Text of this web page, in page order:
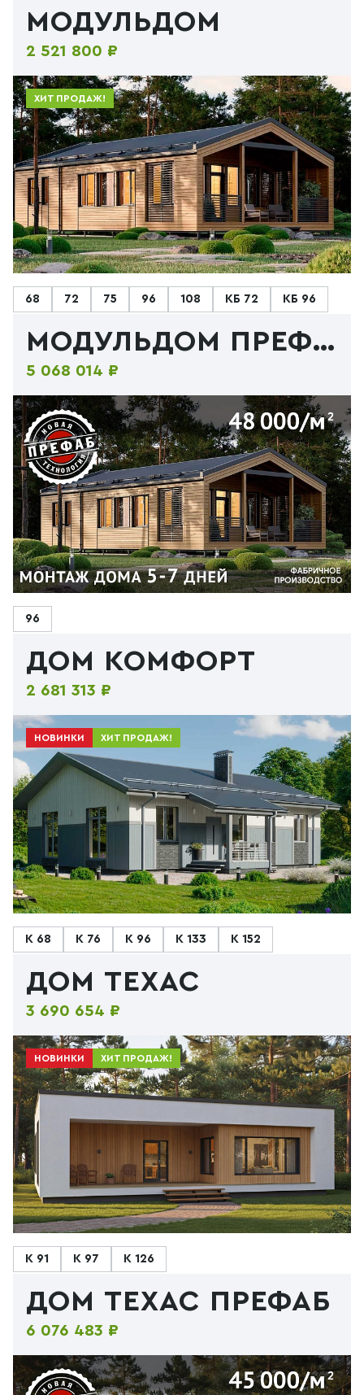
МОДУЛЬДОМ
2 521 800 ₽
ХИТ ПРОДАЖ!
68 72 75 96 108 КБ 72 КБ 96
МОДУЛЬДОМ ПРЕФАБ 96
5 068 014 ₽
96
ДОМ КОМФОРТ
2 681 313 ₽
НОВИНКИ ХИТ ПРОДАЖ!
К 68 К 76 К 96 К 133 К 152
ДОМ ТЕХАС
3 690 654 ₽
НОВИНКИ ХИТ ПРОДАЖ!
К 91 К 97 К 126
ДОМ ТЕХАС ПРЕФАБ
6 076 483 ₽